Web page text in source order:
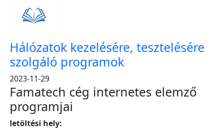
Hálózatok kezelésére, tesztelésére
szolgáló programok
2023-11-29
Famatech cég internetes elemző
programjai
letöltési hely: